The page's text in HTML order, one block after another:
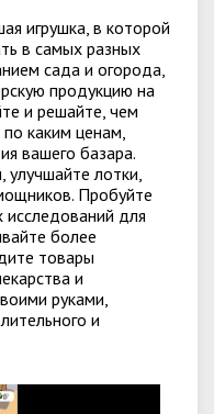
игрушка, в которой
в самых разных
сада и огорода,
продукцию на
и решайте, чем
каким ценам,
вашего базара.
улучшайте лотки,
Пробуйте
для
более
товары
и
руками,
и